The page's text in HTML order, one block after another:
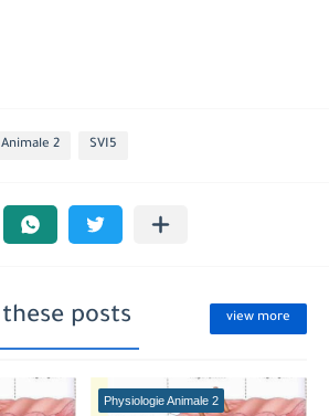
2 SVI5
posts view more
Physiologie Animale 2